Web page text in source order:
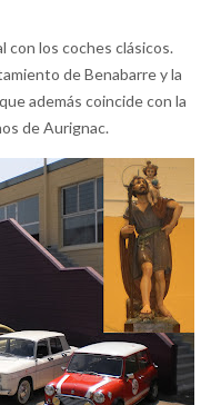
con los coches clásicos.
de Benabarre y la
además coincide con la
de Aurignac.